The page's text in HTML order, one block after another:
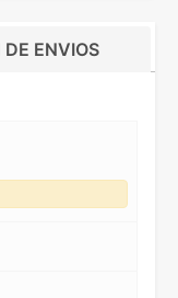
DE ENVIOS